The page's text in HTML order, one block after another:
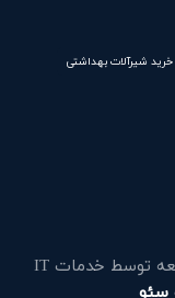
خرید شیرآلات بهداشتی
کپی رایت © 2026 - 2024 - طراحی و توسعه توسط خدمات IT
سئو